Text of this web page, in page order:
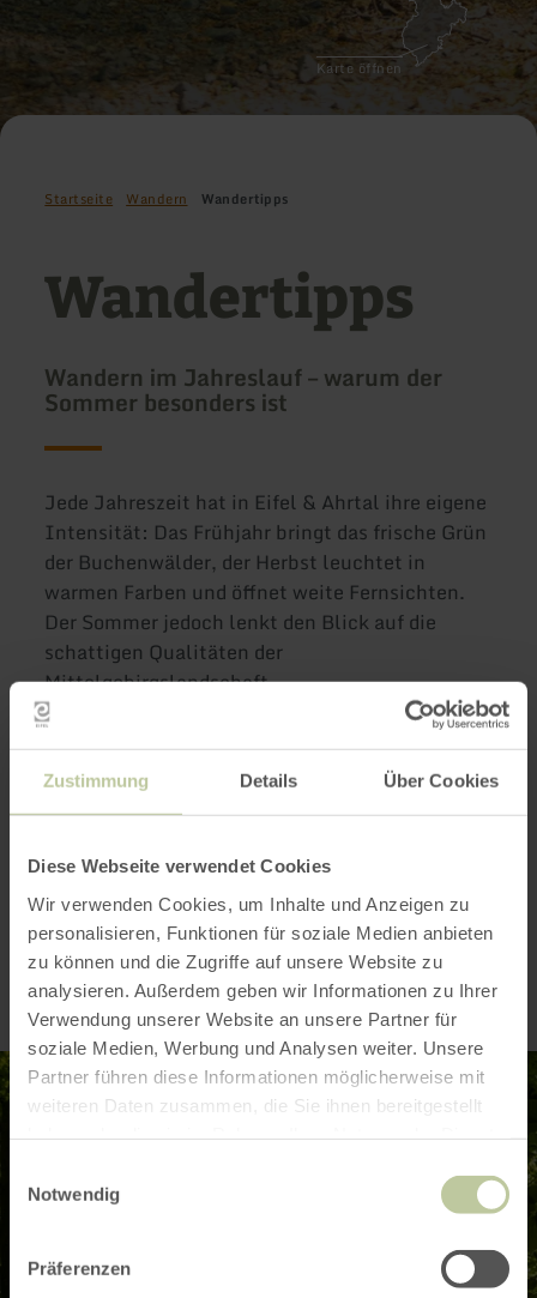
Zustimmung Details Über Cookies
Diese Webseite verwendet Cookies
Wir verwenden Cookies, um Inhalte und Anzeigen zu
personalisieren, Funktionen für soziale Medien anbieten
zu können und die Zugriffe auf unsere Website zu
analysieren. Außerdem geben wir Informationen zu Ihrer
Verwendung unserer Website an unsere Partner für
soziale Medien, Werbung und Analysen weiter. Unsere
Partner führen diese Informationen möglicherweise mit
weiteren Daten zusammen, die Sie ihnen bereitgestellt
Notwendig
Präferenzen
Karte öffnen
Startseite Wandern Wandertipps
Wandertipps
Wandern im Jahreslauf – warum der
Sommer besonders ist
Jede Jahreszeit hat in Eifel & Ahrtal ihre eigene
Intensität: Das Frühjahr bringt das frische Grün
der Buchenwälder, der Herbst leuchtet in
warmen Farben und öffnet weite Fernsichten.
Der Sommer jedoch lenkt den Blick auf die
schattigen Qualitäten der
Mittelgebirgslandschaft.
Schattige
Wanderwege–
Natur aktiv
erleben